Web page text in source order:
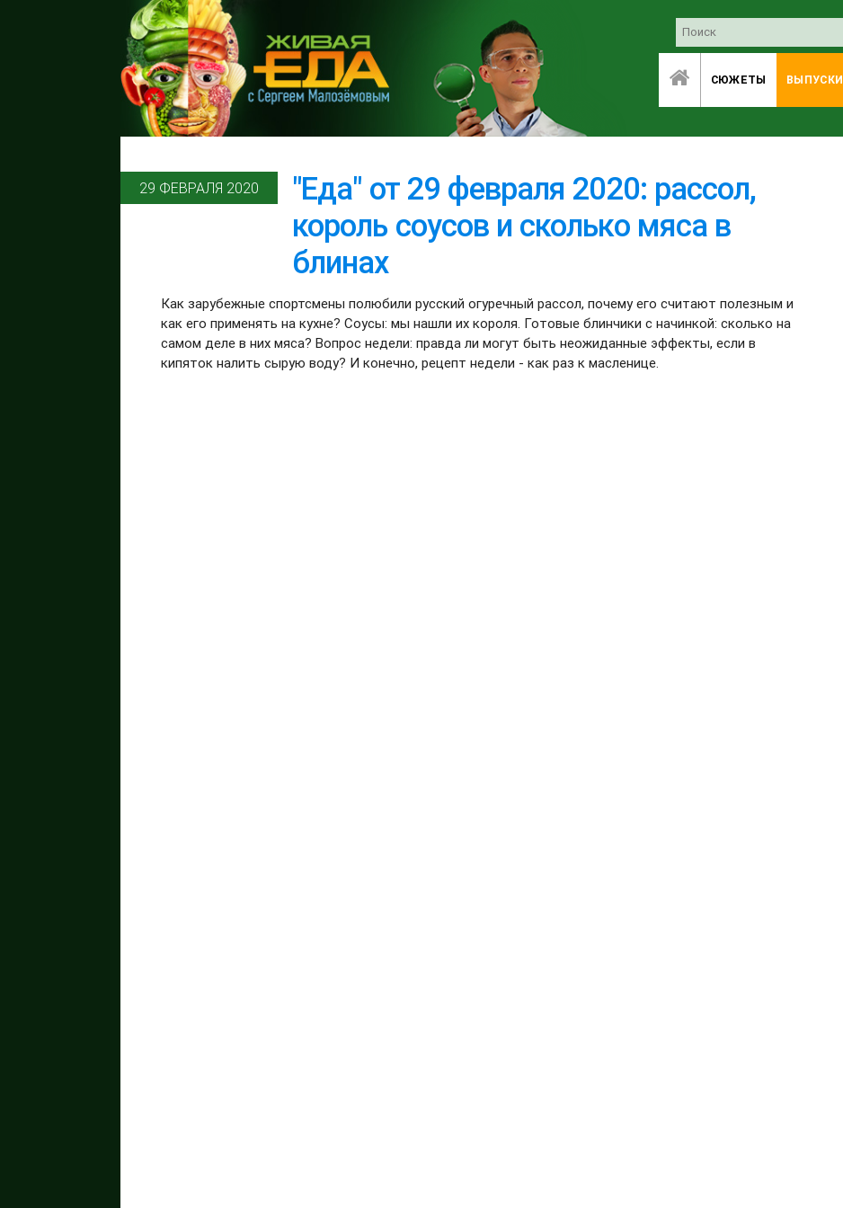
СЮЖЕТЫ ВЫПУСКИ
29 ФЕВРАЛЯ 2020
"Еда" от 29 февраля 2020: рассол,
король соусов и сколько мяса в
блинах
Как зарубежные спортсмены полюбили русский огуречный рассол, почему его считают полезным и
как его применять на кухне? Соусы: мы нашли их короля. Готовые блинчики с начинкой: сколько на
самом деле в них мяса? Вопрос недели: правда ли могут быть неожиданные эффекты, если в
кипяток налить сырую воду? И конечно, рецепт недели - как раз к масленице.